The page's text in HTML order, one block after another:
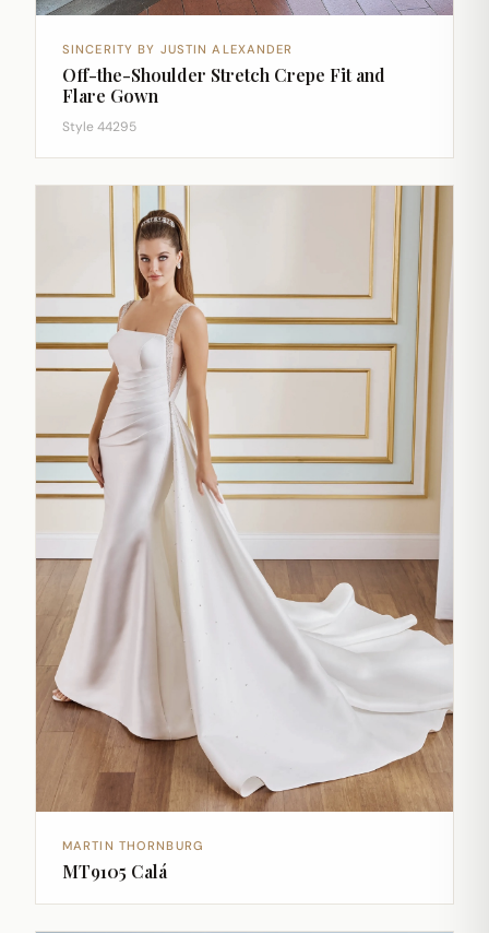
SINCERITY BY JUSTIN ALEXANDER
Off-the-Shoulder Stretch Crepe Fit and
Flare Gown
Style 44295
MARTIN THORNBURG
MT9105 Calá